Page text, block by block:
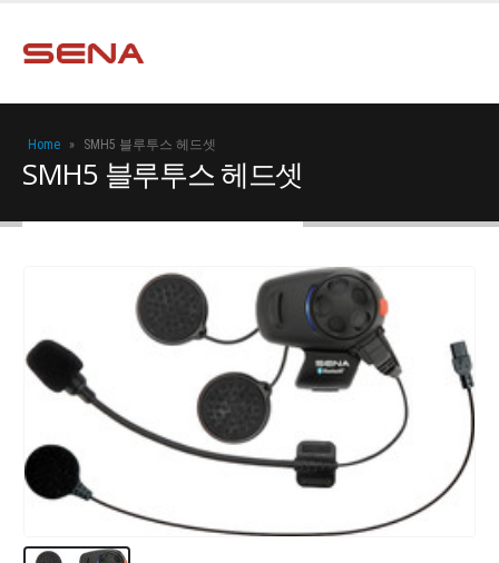
Home » SMH5 블루투스 헤드셋
SMH5 블루투스 헤드셋